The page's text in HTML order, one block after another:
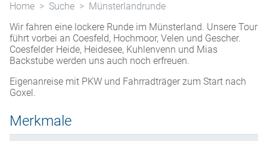
Home Suche
Münsterlandrunde
Wir fahren eine lockere Runde im Münsterland. Unsere Tour
führt vorbei an Coesfeld, Hochmoor, Velen und Gescher.
Coesfelder Heide, Heidesee, Kuhlenvenn und Mias
Backstube werden uns auch noch erfreuen.
Eigenanreise mit PKW und Fahrradträger zum Start nach
Goxel.
Merkmale